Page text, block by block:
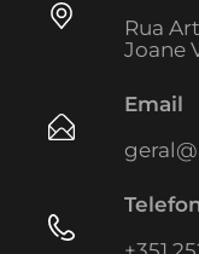
Rua
Joane
Email